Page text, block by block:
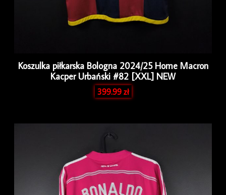
Koszulka piłkarska Bologna 2024/25 Home Macron
Kacper Urbański #82 [XXL] NEW
399.99zł